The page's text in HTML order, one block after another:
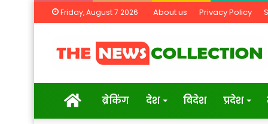
Friday, August 7 2026 About us Privacy Policy
Homeब्रेकिंग देश विदेश प्रदेश